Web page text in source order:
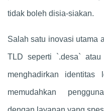
tidak boleh disia-siakan.
Salah satu inovasi utama
TLD seperti `.desa`
menghadirkan
memudahkan